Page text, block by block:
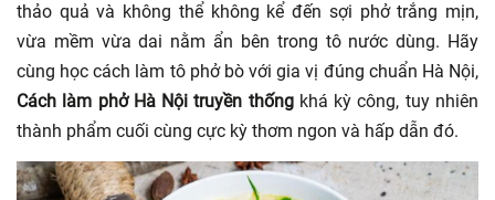
thảo quả và không thể không kể đến sợi phở trắng mịn,
vừa mềm vừa dai nằm ẩn bên trong tô nước dùng. Hãy
cùng học cách làm tô phở bò với gia vị đúng chuẩn Hà Nội,
Cách làm phở Hà Nội truyền thốngkhá kỳ công, tuy nhiên
thành phẩm cuối cùng cực kỳ thơm ngon và hấp dẫn đó.